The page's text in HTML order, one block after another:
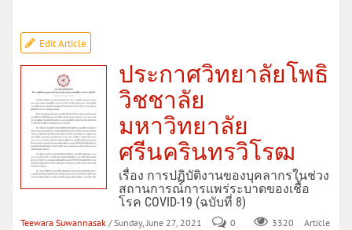
Edit Article
ประกาศวิทยาลัยโพธิ
วิชชาลัย
มหาวิทยาลัย
ศรีนครินทรวิโรฒ
เรื่อง การปฏิบัติงานของบุคลากรในช่วง
สถานการณ์การแพร่ระบาดของเชื้อ
โรค COVID-19 (ฉบับที่ 8)
Teewara Suwannasak / Sunday, June 27, 2021 0 3320
Article